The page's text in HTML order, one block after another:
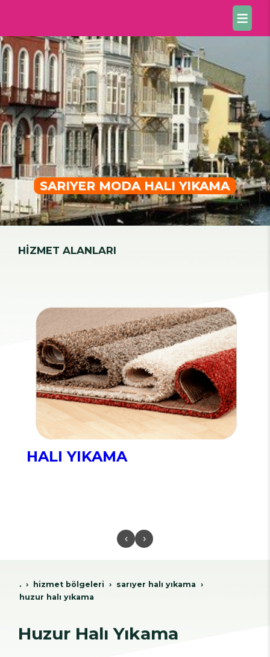
SARIYER MODA HALI YIKAMA
HİZMET ALANLARI
HALI YIKAMA
‹ ›
. hi̇zmet bölgeleri̇
sariyer hali yikama
huzur halı yıkama
Huzur Halı Yıkama